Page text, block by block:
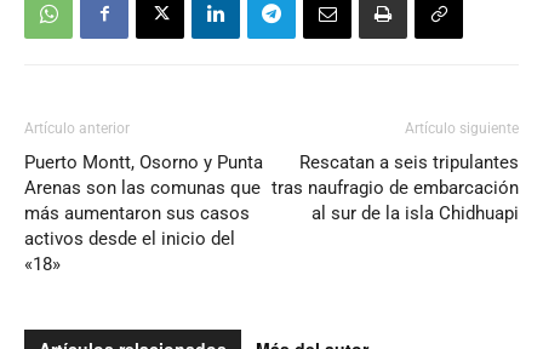
Artículo anterior
Puerto Montt, Osorno y Punta
Arenas son las comunas que
más aumentaron sus casos
activos desde el inicio del
«18»
Artículo siguiente
Rescatan a seis tripulantes
tras naufragio de embarcación
al sur de la isla Chidhuapi